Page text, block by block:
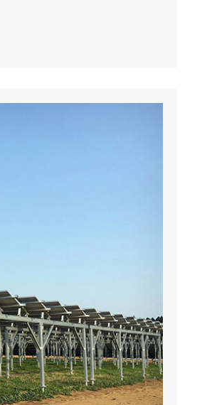
気をまかなう場合は、このような電
一定の金額に抑えることも可能で